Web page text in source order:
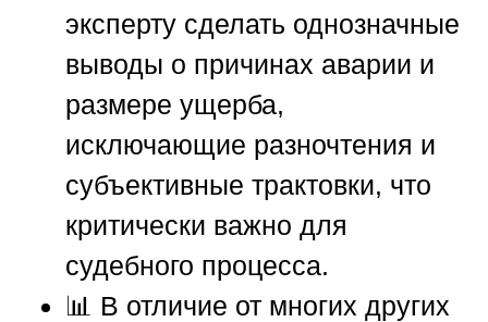
эксперту сделать однозначные
выводы о причинах аварии и
размере ущерба,
исключающие разночтения и
субъективные трактовки, что
критически важно для
судебного процесса.
📊 В отличие от многих других